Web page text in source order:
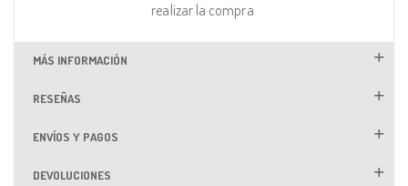
realizar la compra
MÁS INFORMACIÓN
RESEÑAS
ENVÍOS Y PAGOS
DEVOLUCIONES